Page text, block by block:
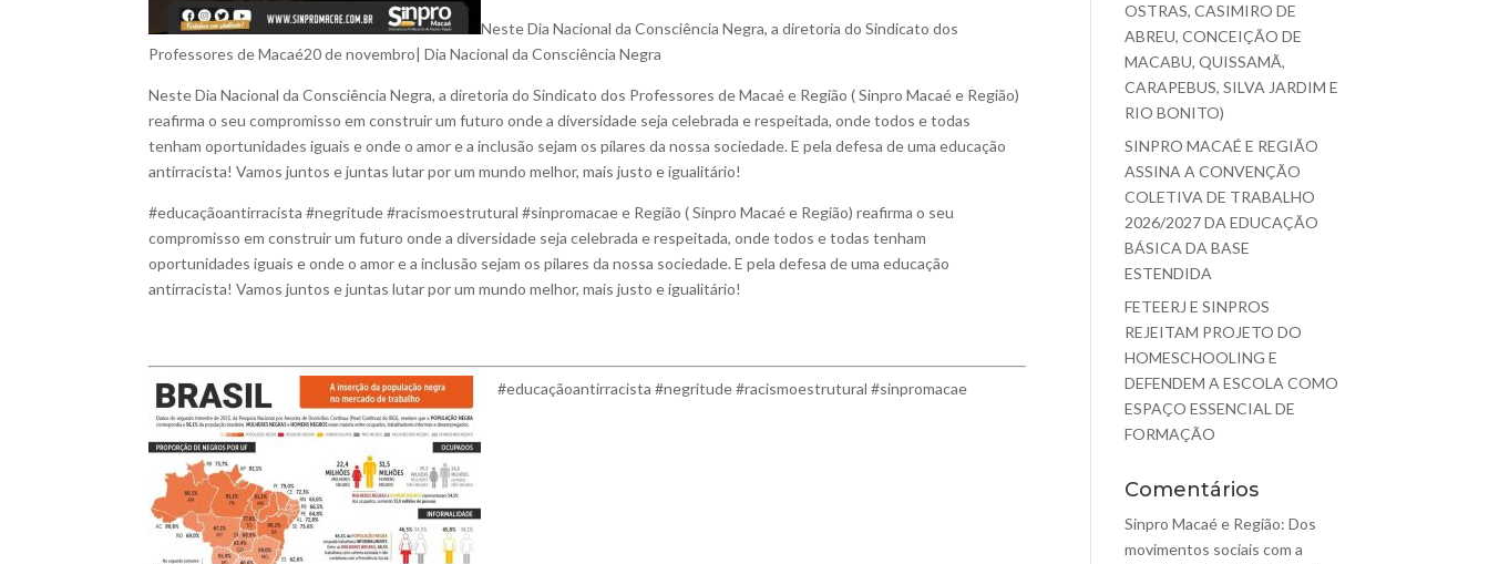
Neste Dia Nacional da Consciência Negra, a diretoria do Sindicato dos
Professores de Macaé20 de novembro| Dia Nacional da Consciência Negra
Neste Dia Nacional da Consciência Negra, a diretoria do Sindicato dos Professores de Macaé e Região ( Sinpro Macaé e Região)
reafirma o seu compromisso em construir um futuro onde a diversidade seja celebrada e respeitada, onde todos e todas
tenham oportunidades iguais e onde o amor e a inclusão sejam os pilares da nossa sociedade. E pela defesa de uma educação
antirracista! Vamos juntos e juntas lutar por um mundo melhor, mais justo e igualitário!
#educaçãoantirracista #negritude #racismoestrutural #sinpromacae e Região ( Sinpro Macaé e Região) reafirma o seu
compromisso em construir um futuro onde a diversidade seja celebrada e respeitada, onde todos e todas tenham
oportunidades iguais e onde o amor e a inclusão sejam os pilares da nossa sociedade. E pela defesa de uma educação
antirracista! Vamos juntos e juntas lutar por um mundo melhor, mais justo e igualitário!
#educaçãoantirracista #negritude #racismoestrutural #sinpromacae
OSTRAS, CASIMIRO DE
ABREU, CONCEIÇÃO DE
MACABU, QUISSAMÃ,
CARAPEBUS, SILVA JARDIM E
RIO BONITO)
SINPRO MACAÉ E REGIÃO
ASSINA A CONVENÇÃO
COLETIVA DE TRABALHO
2026/2027 DA EDUCAÇÃO
BÁSICA DA BASE
ESTENDIDA
FETEERJ E SINPROS
REJEITAM PROJETO DO
HOMESCHOOLING E
DEFENDEM A ESCOLA COMO
ESPAÇO ESSENCIAL DE
FORMAÇÃO
Comentários
Sinpro Macaé e Região: Dos
movimentos sociais com a